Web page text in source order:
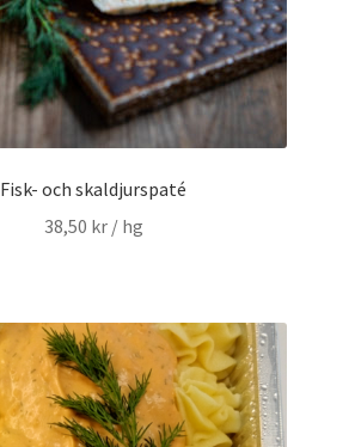
Fisk- och skaldjurspaté
38,50 kr / hg